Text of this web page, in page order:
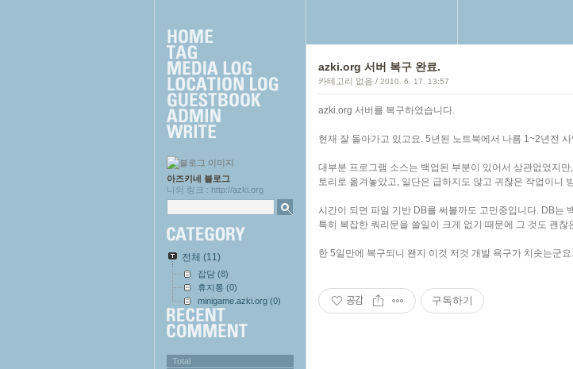
아즈키네 블로그
나의 링크 : http://azki.org
전체 (11)
잡담 (8)
휴지통 (0)
minigame.azki.org (0)
Total
azki.org 서버 복구 완료.
카테고리 없음 / 2010. 6. 17. 13:57
azki.org 서버를 복구하였습니다.
현재 잘 돌아가고 있고요. 5년된 노트북에서 나름 1~2년전
대부분 프로그램 소스는 백업된 부분이 있어서 상관없었지
토리로 옮겨놓았고, 일단은 급하지도 않고 귀찮은 작업이니
시간이 되면 파일 기반 DB를 써볼까도 고민중입니다. DB는
특히 복잡한 쿼리문을 쓸일이 크게 없기 때문에 그 것도 괜찮
한 5일만에 복구되니 왠지 이것 저것 개발 욕구가 치솟는군
공감 구독하기